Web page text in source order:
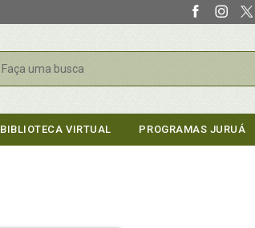
Buscar
BIBLIOTECA VIRTUAL PROGRAMAS JURUÁ